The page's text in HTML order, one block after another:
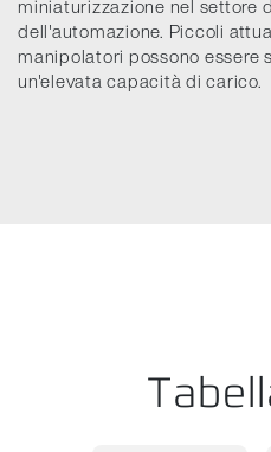
miniaturizzazione nel settore
dell'automazione. Piccoli
manipolatori possono essere
un'elevata capacità di carico.